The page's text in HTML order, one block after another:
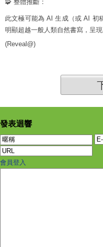
🧩 整體推斷：
此文極可能為 AI 生成（或 AI 初
明顯超越一般人類自然書寫，呈現
(Reveal@)
發表迴響
會員登入